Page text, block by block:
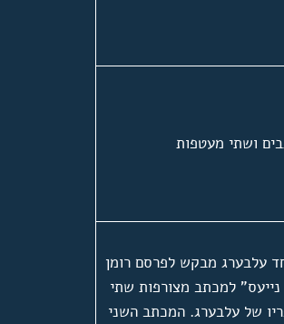
ושתי מעטפות
עלבערג מבקש לפרסם רומן
למכתב מצורפות שתי
של עלבערג. המכתב השני